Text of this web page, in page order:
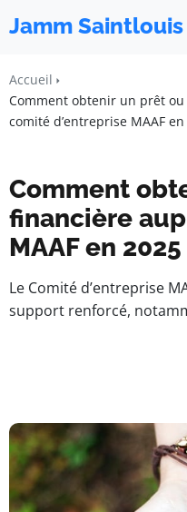
Jamm Saintlouis
Accueil
Comment obtenir un prêt
comité d’entreprise MAAF en
Comment
financière
MAAF en 2025
Le Comité d’entreprise
support renforcé,